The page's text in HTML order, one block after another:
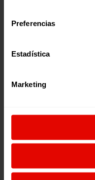
Preferencias
Estadística
Marketing
Revista trimestral